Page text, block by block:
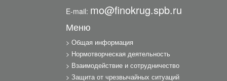
E-mail: mo@finokrug.spb.ru
Меню
Общая информация
Нормотворческая деятельность
Взаимодействие и сотрудничество
Защита от чрезвычайных ситуаций